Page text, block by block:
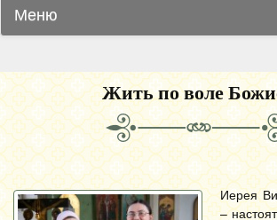
Меню
Жить по воле
Иерея
–